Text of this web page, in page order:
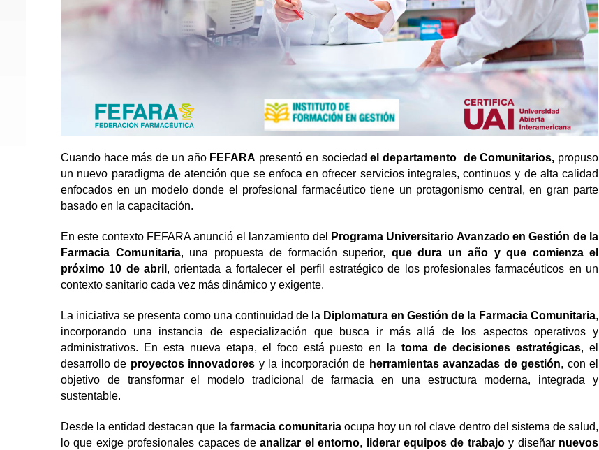
Cuando hace más de un año FEFARA presentó en sociedadel departamento de Comunitarios, propuso
un nuevo paradigma de atención que se enfoca en ofrecer servicios integrales, continuos y de alta calidad
enfocados en un modelo donde el profesional farmacéutico tiene un protagonismo central, en gran parte
basado en la capacitación.
En este contexto FEFARA anunció el lanzamiento del
Programa Universitario Avanzado en Gestión de la
Farmacia Comunitaria, una propuesta de formación superior, que dura un año y que comienza el
próximo 10 de abril , orientada a fortalecer el perfil estratégico de los profesionales farmacéuticos en un
contexto sanitario cada vez más dinámico y exigente.
La iniciativa se presenta como una continuidad de la Diplomatura en Gestión de la Farmacia Comunitaria,
incorporando una instancia de especialización que busca ir más allá de los aspectos operativos y
administrativos. En esta nueva etapa, el foco está puesto en latoma de decisiones estratégicas, el
desarrollo de proyectos innovadores y la incorporación de herramientas avanzadas de gestión, con el
objetivo de transformar el modelo tradicional de farmacia en una estructura moderna, integrada y
sustentable.
Desde la entidad destacan que la farmacia comunitariaocupa hoy un rol clave dentro del sistema de salud,
lo que exige profesionales capaces deanalizar el entorno, liderar equipos de trabajoy diseñar nuevos